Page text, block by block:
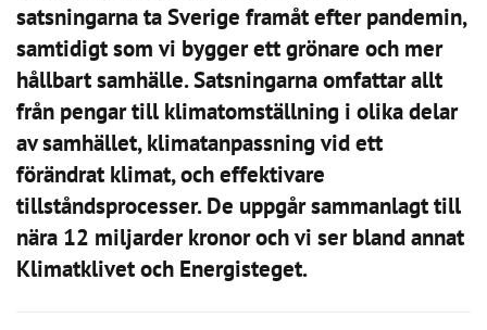
satsningarna ta Sverige framåt efter pandemin,
samtidigt som vi bygger ett grönare och mer
hållbart samhälle. Satsningarna omfattar allt
från pengar till klimatomställning i olika delar
av samhället, klimatanpassning vid ett
förändrat klimat, och effektivare
tillståndsprocesser. De uppgår sammanlagt till
nära 12 miljarder kronor och vi ser bland annat
Klimatklivet och Energisteget.